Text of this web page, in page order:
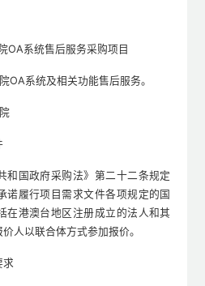
OA系统售后服务采购项目
OA系统及相关功能售后服务。
和国政府采购法》第二十二条规定
诺履行项目需求文件各项规定的国
在港澳台地区注册成立的法人和其
人以联合体方式参加报价。
求